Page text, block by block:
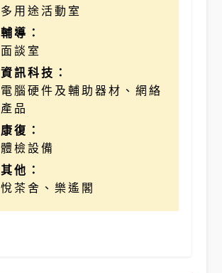
多用途活動室
輔導：
面談室
資訊科技：
電腦硬件及輔助器材、網絡
產品
康復：
體檢設備
其他：
悅茶舍、樂遙閣